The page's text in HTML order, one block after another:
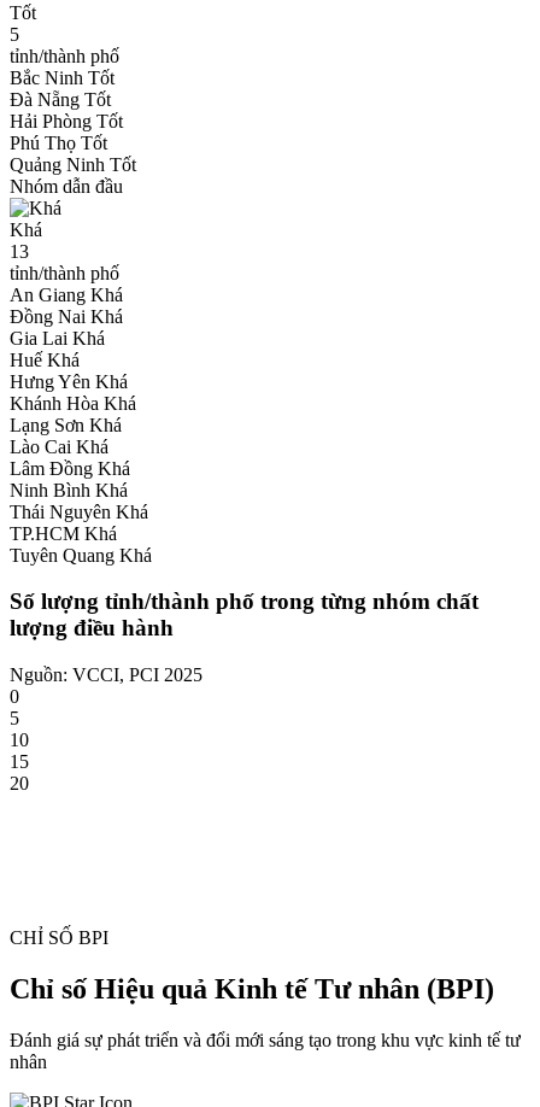
Tốt
5
tỉnh/thành phố
Bắc Ninh Tốt
Đà Nẵng Tốt
Hải Phòng Tốt
Phú Thọ Tốt
Quảng Ninh Tốt
Nhóm dẫn đầu
Khá
13
tỉnh/thành phố
An Giang Khá
Đồng Nai Khá
Gia Lai Khá
Huế Khá
Hưng Yên Khá
Khánh Hòa Khá
Lạng Sơn Khá
Lào Cai Khá
Lâm Đồng Khá
Ninh Bình Khá
Thái Nguyên Khá
TP.HCM Khá
Tuyên Quang Khá
Số lượng tỉnh/thành phố trong từng nhóm chất
lượng điều hành
Nguồn: VCCI, PCI 2025
0
5
10
15
20
CHỈ SỐ BPI
Chỉ số Hiệu quả Kinh tế Tư nhân (BPI)
Đánh giá sự phát triển và đổi mới sáng tạo trong khu vực kinh tế tư
nhân